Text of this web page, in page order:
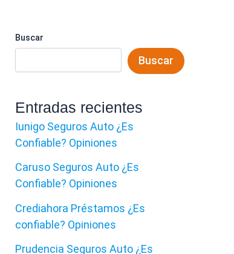
Buscar
Buscar
Entradas recientes
Iunigo Seguros Auto ¿Es
Confiable? Opiniones
Caruso Seguros Auto ¿Es
Confiable? Opiniones
Crediahora Préstamos ¿Es
confiable? Opiniones
Prudencia Seguros Auto ¿Es